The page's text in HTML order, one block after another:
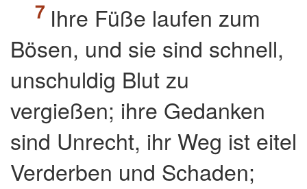
Ihre Füße laufen zum
Bösen, und sie sind schnell,
unschuldig Blut zu
vergießen; ihre Gedanken
sind Unrecht, ihr Weg ist eitel
Verderben und Schaden;